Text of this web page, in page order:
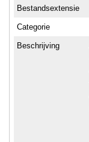
Bestandsextensie
Categorie
Beschrijving